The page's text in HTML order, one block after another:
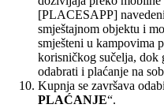
[PLACESAPP]
smještajnom objektu i
smješteni u kampovima
korisničkog sučelja, dok
odabrati i plaćanje na
Kupnja se završava
PLAĆANJE“.